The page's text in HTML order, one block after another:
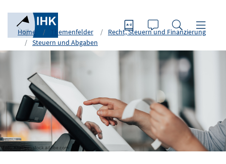
Home Themenfelder
Recht, Steuern und Finanzierung
Steuern und Abgaben
Foto: Khaligo - stock.adobe.com